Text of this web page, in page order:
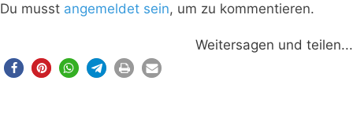
Du musst angemeldet sein, um zu kommentieren.
Weitersagen und teilen...